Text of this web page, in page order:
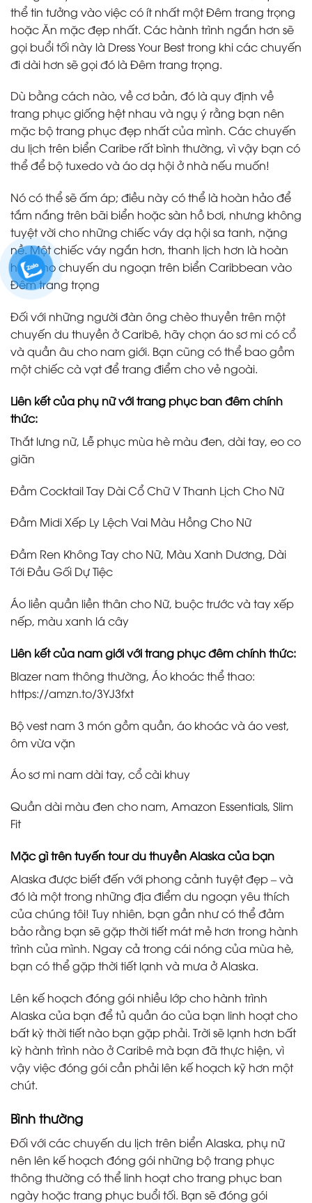
thể tin tưởng vào việc có ít nhất một Đêm trang trọng
hoặc Ăn mặc đẹp nhất. Các hành trình ngắn hơn sẽ
gọi buổi tối này là Dress Your Best trong khi các chuyến
đi dài hơn sẽ gọi đó là Đêm trang trọng.
Dù bằng cách nào, về cơ bản, đó là quy định về
trang phục giống hệt nhau và ngụ ý rằng bạn nên
mặc bộ trang phục đẹp nhất của mình. Các chuyến
du lịch trên biển Caribe rất bình thường, vì vậy bạn có
thể để bộ tuxedo và áo dạ hội ở nhà nếu muốn!
Nó có thể sẽ ấm áp; điều này có thể là hoàn hảo để
tắm nắng trên bãi biển hoặc sàn hồ bơi, nhưng không
tuyệt vời cho những chiếc váy dạ hội sa tanh, nặng
nề. Một chiếc váy ngắn hơn, thanh lịch hơn là hoàn
hảo cho chuyến du ngoạn trên biển Caribbean vào
Đêm trang trọng
Đối với những người đàn ông chèo thuyền trên một
chuyến du thuyền ở Caribê, hãy chọn áo sơ mi có cổ
và quần âu cho nam giới. Bạn cũng có thể bao gồm
một chiếc cà vạt để trang điểm cho vẻ ngoài.
Liên kết của phụ nữ với trang phục ban đêm chính
thức:
Thắt lưng nữ, Lễ phục mùa hè màu đen, dài tay, eo co
giãn
Đầm Cocktail Tay Dài Cổ Chữ V Thanh Lịch Cho Nữ
Đầm Midi Xếp Ly Lệch Vai Màu Hồng Cho Nữ
Đầm Ren Không Tay cho Nữ, Màu Xanh Dương, Dài
Tới Đầu Gối Dự Tiệc
Áo liền quần liền thân cho Nữ, buộc trước và tay xếp
nếp, màu xanh lá cây
Liên kết của nam giới với trang phục đêm chính thức:
Blazer nam thông thường, Áo khoác thể thao:
https://amzn.to/3YJ3fxt
Bộ vest nam 3 món gồm quần, áo khoác và áo vest,
ôm vừa vặn
Áo sơ mi nam dài tay, cổ cài khuy
Quần dài màu đen cho nam, Amazon Essentials, Slim
Fit
Mặc gì trên tuyến tour du thuyền Alaska của bạn
Alaska được biết đến với phong cảnh tuyệt đẹp – và
đó là một trong những địa điểm du ngoạn yêu thích
của chúng tôi! Tuy nhiên, bạn gần như có thể đảm
bảo rằng bạn sẽ gặp thời tiết mát mẻ hơn trong hành
trình của mình. Ngay cả trong cái nóng của mùa hè,
bạn có thể gặp thời tiết lạnh và mưa ở Alaska.
Lên kế hoạch đóng gói nhiều lớp cho hành trình
Alaska của bạn để tủ quần áo của bạn linh hoạt cho
bất kỳ thời tiết nào bạn gặp phải. Trời sẽ lạnh hơn bất
kỳ hành trình nào ở Caribê mà bạn đã thực hiện, vì
vậy việc đóng gói cần phải lên kế hoạch kỹ hơn một
chút.
Bình thường
Đối với các chuyến du lịch trên biển Alaska, phụ nữ
nên lên kế hoạch đóng gói những bộ trang phục
thông thường có thể linh hoạt cho trang phục ban
ngày hoặc trang phục buổi tối. Bạn sẽ đóng gói